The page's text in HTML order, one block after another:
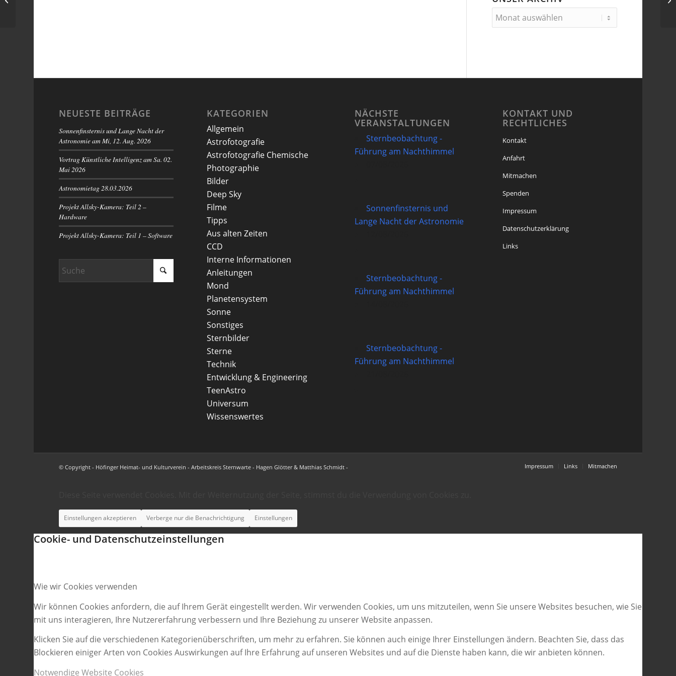
NEUESTE BEITRÄGE
Sonnenfinsternis und Lange Nacht der
Astronomie am Mi, 12. Aug. 2026
Vortrag Künstliche Intelligenz am Sa. 02.
Mai 2026
Astronomietag 28.03.2026
Projekt Allsky-Kamera: Teil 2 –
Hardware
Projekt Allsky-Kamera: Teil 1 – Software
KATEGORIEN
Allgemein
Astrofotografie
Astrofotografie Chemische
Photographie
Bilder
Deep Sky
Filme
Tipps
Aus alten Zeiten
CCD
Interne Informationen
Anleitungen
Mond
Planetensystem
Sonne
Sonstiges
Sternbilder
Sterne
Technik
Entwicklung & Engineering
TeenAstro
Universum
Wissenswertes
NÄCHSTE
VERANSTALTUNGEN
Sternbeobachtung -
Führung am Nachthimmel
Sonnenfinsternis und
Lange Nacht der Astronomie
Sternbeobachtung -
Führung am Nachthimmel
Sternbeobachtung -
Führung am Nachthimmel
KONTAKT UND
RECHTLICHES
Kontakt
Anfahrt
Mitmachen
Spenden
Impressum
Datenschutzerklärung
Links
© Copyright - Höfinger Heimat- und Kulturverein - Arbeitskreis Sternwarte - Hagen Glötter & Matthias Schmidt - Impressum Links Mitmachen
Einstellungen akzeptieren Verberge nur die Benachrichtigung Einstellungen
Cookie- und Datenschutzeinstellungen
Wie wir Cookies verwenden
Wir können Cookies anfordern, die auf Ihrem Gerät eingestellt werden. Wir verwenden Cookies, um uns mitzuteilen, wenn Sie unsere Websites besuchen, wie Sie
mit uns interagieren, Ihre Nutzererfahrung verbessern und Ihre Beziehung zu unserer Website anpassen.
Klicken Sie auf die verschiedenen Kategorienüberschriften, um mehr zu erfahren. Sie können auch einige Ihrer Einstellungen ändern. Beachten Sie, dass das
Blockieren einiger Arten von Cookies Auswirkungen auf Ihre Erfahrung auf unseren Websites und auf die Dienste haben kann, die wir anbieten können.
Notwendige Website Cookies